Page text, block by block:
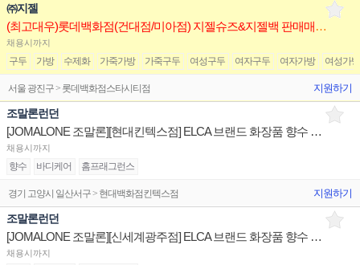
㈜지젤
(최고대우)롯데백화점(건대점/미아점) 지젤슈즈&지젤백 판매매니저(직원) 구인합니다
채용시까지
구두 가방 수제화 가죽가방 가죽구두 여성구두 여자구두 여자가방 여성가방
서울 광진구 > 롯데백화점스타시티점 지원하기
조말론런던
[JOMALONE 조말론][현대킨텍스점] ELCA 브랜드 화장품 향수 백화점 매장 채용
채용시까지
향수 바디케어 홈프래그런스
경기 고양시 일산서구 > 현대백화점킨텍스점 지원하기
조말론런던
[JOMALONE 조말론][신세계광주점] ELCA 브랜드 화장품 향수 백화점 매장 채용
채용시까지